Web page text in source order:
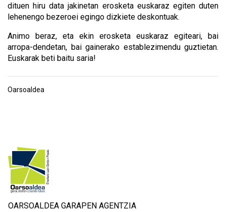
dituen hiru data jakinetan erosketa euskaraz egiten duten
lehenengo bezeroei egingo dizkiete deskontuak.
Animo beraz, eta ekin erosketa euskaraz egiteari, bai
arropa-dendetan, bai gainerako establezimendu guztietan.
Euskarak beti baitu saria!
Oarsoaldea
OARSOALDEA GARAPEN AGENTZIA